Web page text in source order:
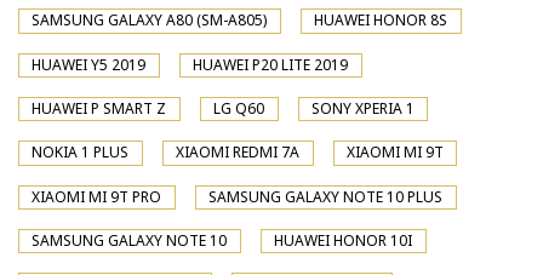
SAMSUNG GALAXY A80 (SM-A805) HUAWEI HONOR 8S
HUAWEI Y5 2019 HUAWEI P20 LITE 2019
HUAWEI P SMART Z LG Q60 SONY XPERIA 1
NOKIA 1 PLUS XIAOMI REDMI 7A XIAOMI MI 9T
XIAOMI MI 9T PRO SAMSUNG GALAXY NOTE 10 PLUS
SAMSUNG GALAXY NOTE 10 HUAWEI HONOR 10I